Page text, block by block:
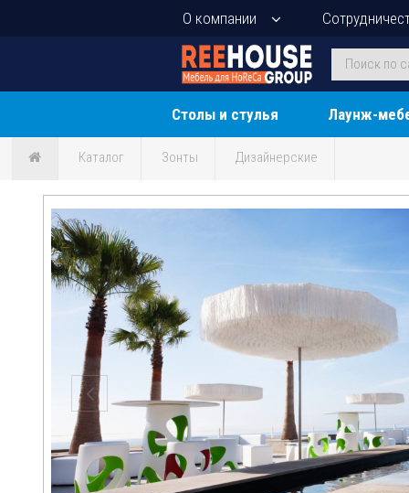
О компании
Столы и стулья Лаунж-
Каталог Зонты Дизайнерские